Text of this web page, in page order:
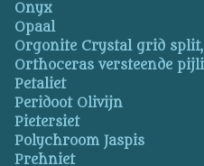
Onyx
Opaal
Orgonite Crystal grid
Orthoceras versteende
Petaliet
Peridoot Olivijn
Pietersiet
Polychroom Jaspis
Prehniet